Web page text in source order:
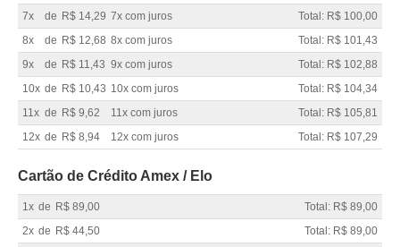
7x
de R$ 14,29 7x com juros
Total: R$ 100,00
8x
de R$ 12,68 8x com juros
Total: R$ 101,43
9x
de R$ 11,43 9x com juros
Total: R$ 102,88
10x de R$ 10,43 10x com juros
Total: R$ 104,34
11x de R$ 9,62 11x com juros
Total: R$ 105,81
12x de R$ 8,94 12x com juros Total: R$ 107,29
Cartão de Crédito Amex / Elo
1x de R$ 89,00
Total: R$ 89,00
2x de R$ 44,50
Total: R$ 89,00